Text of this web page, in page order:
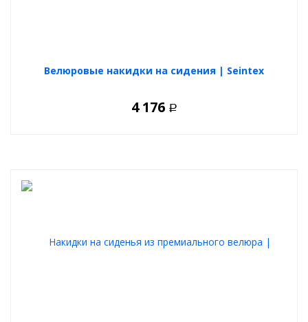
Велюровые накидки на сидения | Seintex
4 176 Р